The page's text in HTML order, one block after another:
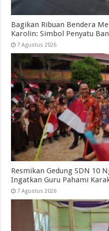
Bagikan Ribuan Bendera
Karolin: Simbol Penyatu
7 Agustus 2026
Resmikan Gedung SDN 10
Ingatkan Guru Pahami
7 Agustus 2026